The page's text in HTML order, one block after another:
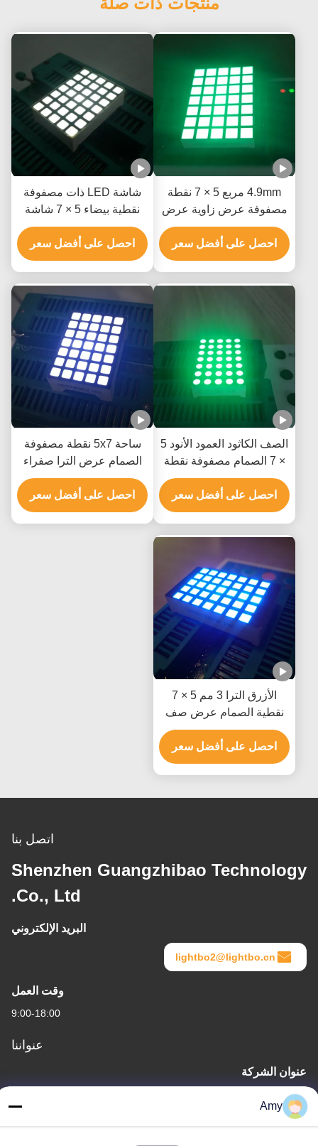
4.9mm مربع 5 × 7 نقطة
مصفوفة عرض زاوية عرض
واسعة لتحريك لافتات
احصل على أفضل سعر
شاشة LED ذات مصفوفة
نقطية بيضاء 5 × 7 شاشة
LED عالية الكفاءة للبرمجة
احصل على أفضل سعر
الصف الكاثود العمود الأنود 5
× 7 الصمام مصفوفة نقطة
عرض 3MM لوحات
Mesage
احصل على أفضل سعر
ساحة 5x7 نقطة مصفوفة
الصمام عرض الترا صفراء
أنود العمود الكاثود لرفع
المؤشر
احصل على أفضل سعر
الأزرق الترا 3 مم 5 × 7
نقطية الصمام عرض صف
الكاثود لمؤشر موقف
المصعد
احصل على أفضل سعر
اتصل بنا
Shenzhen Guangzhibao Technology
Co., Ltd.
البريد الإلكتروني
lightbo2@lightbo.cn
وقت العمل
9:00-18:00
عنواننا
عنوان الشركة
شارع شي غرب،شارع شيلي،مقاطعة نانشان،شنشن
Amy